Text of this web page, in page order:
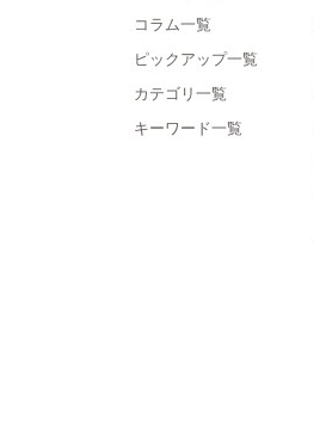
コラム一覧
ピックアップ一覧
カテゴリ一覧
キーワード一覧